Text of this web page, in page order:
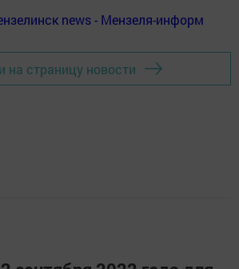
news - Мензеля-информ
на страницу новости